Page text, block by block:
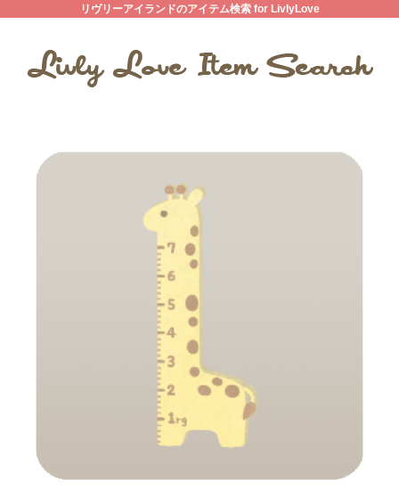
リヴリーアイランドのアイテム検索 for LivlyLove